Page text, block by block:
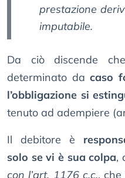
prestazione
imputabile.
Da ciò discende
determinato da caso
l’obbligazione si
tenuto ad adempiere
Il debitore è
solo se vi è sua colpa,
con l’art. 1176 c.c.,